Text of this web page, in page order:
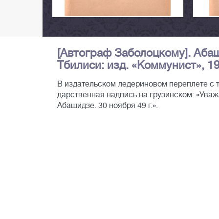
[Автограф Заболоцкому].
Тбилиси: изд. «Коммунист»,
В издательском ледериновом переплете
дарственная надпись на грузинском:
Абашидзе. 30 ноября 49 г.».